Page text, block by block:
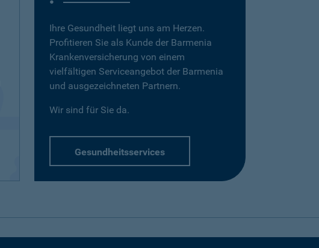
Ihre Gesundheit liegt uns am Herzen.
Profitieren Sie als Kunde der Barmenia
Krankenversicherung von einem
vielfältigen Serviceangebot der Barmenia
und ausgezeichneten Partnern.
Wir sind für Sie da.
Gesundheitsservices